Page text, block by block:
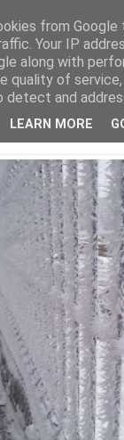
realitate
cuvinte
from
Your IP
along with
quality of
and
LEARN MORE